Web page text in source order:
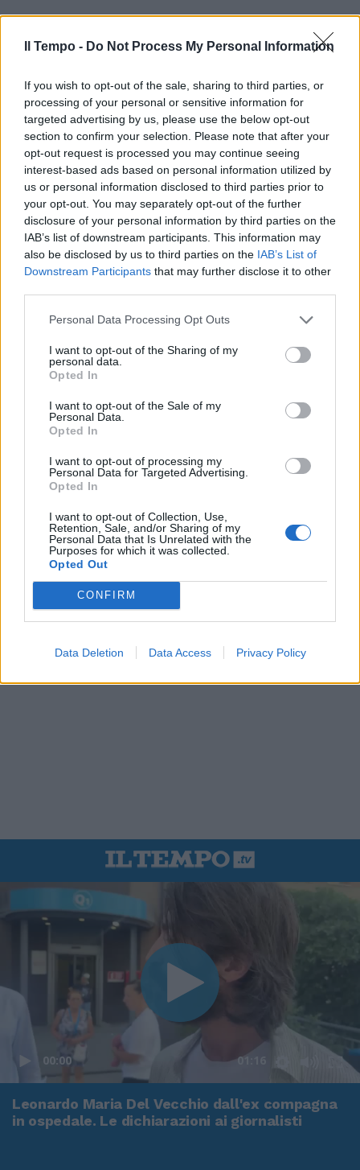
Il Tempo - Do Not Process My Personal Information
If you wish to opt-out of the sale, sharing to third parties, or
processing of your personal or sensitive information for
targeted advertising by us, please use the below opt-out
section to confirm your selection. Please note that after your
opt-out request is processed you may continue seeing
interest-based ads based on personal information utilized by
us or personal information disclosed to third parties prior to
your opt-out. You may separately opt-out of the further
disclosure of your personal information by third parties on the
IAB’s list of downstream participants. This information may
also be disclosed by us to third parties on the IAB’s List of
Downstream Participants that may further disclose it to other
Personal Data Processing Opt Outs
I want to opt-out of the Sharing of my
personal data.
Opted In
I want to opt-out of the Sale of my
Personal Data.
Opted In
I want to opt-out of processing my
Personal Data for Targeted Advertising.
Opted In
I want to opt-out of Collection, Use,
Retention, Sale, and/or Sharing of my
Personal Data that Is Unrelated with the
Purposes for which it was collected.
Opted Out
CONFIRM
Data Deletion Data Access Privacy Policy
In evidenza
00:00 01:16
Leonardo Maria Del Vecchio dall'ex compagna
in ospedale. Le dichiarazioni ai giornalisti